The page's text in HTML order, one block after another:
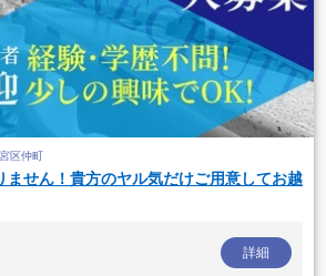
区仲町
ません！貴方のヤル気だけご用意してお越
詳細